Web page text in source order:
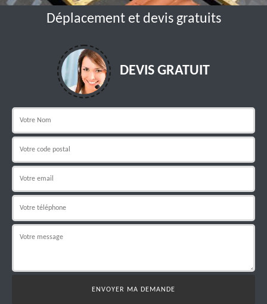
Déplacement et devis gratuits
DEVIS GRATUIT